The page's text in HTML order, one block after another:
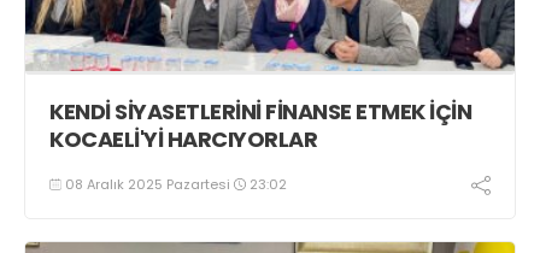
KENDİ SİYASETLERİNİ FİNANSE ETMEK İÇİN
KOCAELİ'Yİ HARCIYORLAR
08 Aralık 2025 Pazartesi 23:02